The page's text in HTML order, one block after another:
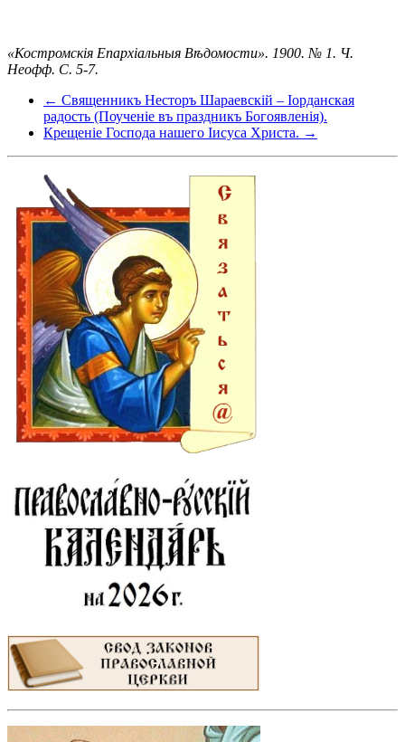
«Костромскія Епархіальныя Вѣдомости». 1900. № 1. Ч.
Неофф. С. 5-7.
← Священникъ Несторъ Шараевскій – Іорданская
радость (Поученіе въ праздникъ Богоявленія).
Крещеніе Господа нашего Іисуса Христа. →